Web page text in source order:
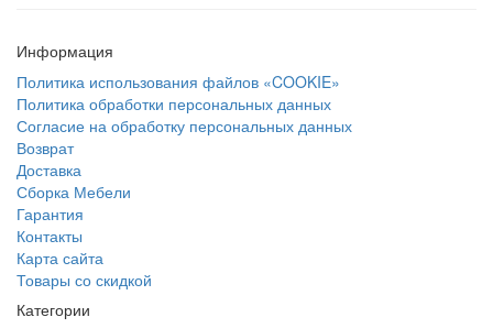
Информация
Политика использования файлов «COOKIE»
Политика обработки персональных данных
Согласие на обработку персональных данных
Возврат
Доставка
Сборка Мебели
Гарантия
Контакты
Карта сайта
Товары со скидкой
Категории